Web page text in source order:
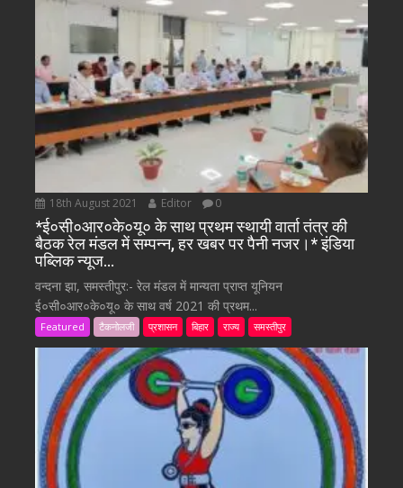
18th August 2021 Editor 0
*ई०सी०आर०के०यू० के साथ प्रथम स्थायी वार्ता तंत्र की
बैठक रेल मंडल में सम्पन्न, हर खबर पर पैनी नजर।* इंडिया
पब्लिक न्यूज…
वन्दना झा, समस्तीपुर:- रेल मंडल में मान्यता प्राप्त यूनियन
ई०सी०आर०के०यू० के साथ वर्ष 2021 की प्रथम...
Featured टैकनोलजी प्रशासन बिहार राज्य समस्तीपुर